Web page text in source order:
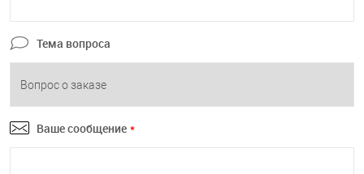
Тема вопроса
Ваше сообщение *